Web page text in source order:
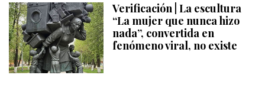
Verificación | La escultura
“La mujer que nunca hizo
nada”, convertida en
fenómeno viral, no existe